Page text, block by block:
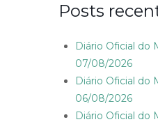
Posts
Diário Oficial do
07/08/2026
Diário Oficial do
06/08/2026
Diário Oficial do